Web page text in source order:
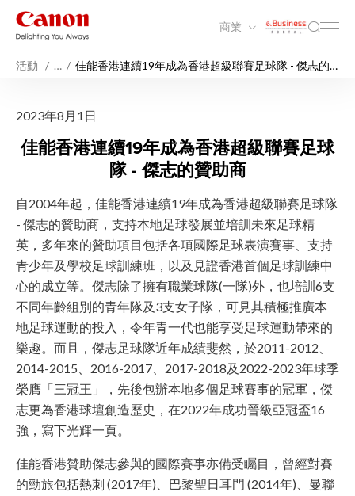
商業
活動 …
佳能香港連續19年成為香港超級聯賽足球隊 - 傑志的
佳能香港連續19年成為香
2023年8月1日
佳能香港連續19年成為香港超級聯賽足球
隊 - 傑志的贊助商
自2004年起，佳能香港連續19年成為香港超級聯賽足球隊
- 傑志的贊助商，支持本地足球發展並培訓未來足球精
英，多年來的贊助項目包括各項國際足球表演賽事、支持
青少年及學校足球訓練班，以及見證香港首個足球訓練中
心的成立等。傑志除了擁有職業球隊(一隊)外，也培訓6支
不同年齡組別的青年隊及3支女子隊，可見其積極推廣本
地足球運動的投入，令年青一代也能享受足球運動帶來的
樂趣。而且，傑志足球隊近年成績斐然，於2011-2012、
2014-2015、2016-2017、2017-2018及2022-2023年球季
榮膺「三冠王」，先後包辦本地多個足球賽事的冠軍，傑
志更為香港球壇創造歷史，在2022年成功晉級亞冠盃16
強，寫下光輝一頁。
佳能香港贊助傑志參與的國際賽事亦備受矚目，曾經對賽
的勁旅包括熱刺 (2017年)、巴黎聖日耳門 (2014年)、曼聯